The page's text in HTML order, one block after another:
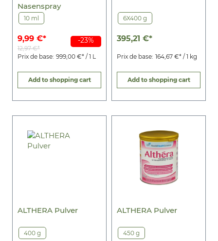
-23%
Nasenspray
10 ml
9,99 €*
12,97 €*
Prix de base: 999,00 €* / 1 L
Add to shopping cart
6X400 g
395,21 €*
Prix de base: 164,67 €* / 1 kg
Add to shopping cart
ALTHERA Pulver
400 g
ALTHERA Pulver
450 g